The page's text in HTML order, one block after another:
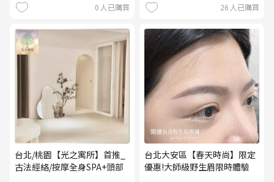
0 人已購買
26 人已購買
台北/桃園【光之寓所】首推_
古法經絡/按摩全身SPA+頭部
台北大安區【春天時尚】限定
優惠!大師級野生眉限時體驗